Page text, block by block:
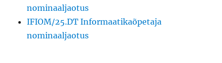
nominaaljaotus
IFIOM/25.DT Informaatikaõpetaja
nominaaljaotus